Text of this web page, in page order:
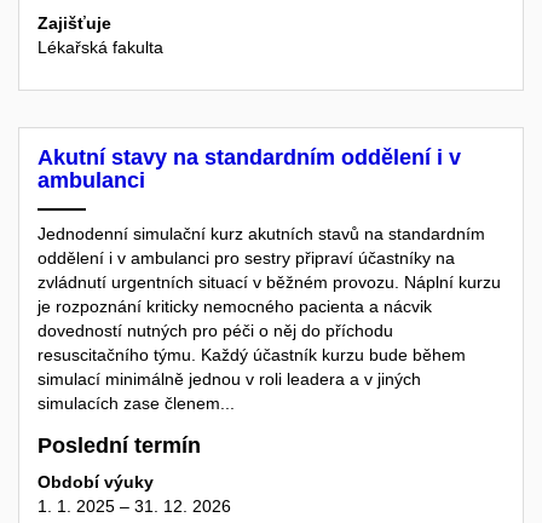
Zajišťuje
Lékařská fakulta
Akutní stavy na standardním oddělení i v
ambulanci
Jednodenní simulační kurz akutních stavů na standardním
oddělení i v ambulanci pro sestry připraví účastníky na
zvládnutí urgentních situací v běžném provozu. Náplní kurzu
je rozpoznání kriticky nemocného pacienta a nácvik
dovedností nutných pro péči o něj do příchodu
resuscitačního týmu. Každý účastník kurzu bude během
simulací minimálně jednou v roli leadera a v jiných
simulacích zase členem...
Poslední termín
Období výuky
1. 1. 2025 – 31. 12. 2026